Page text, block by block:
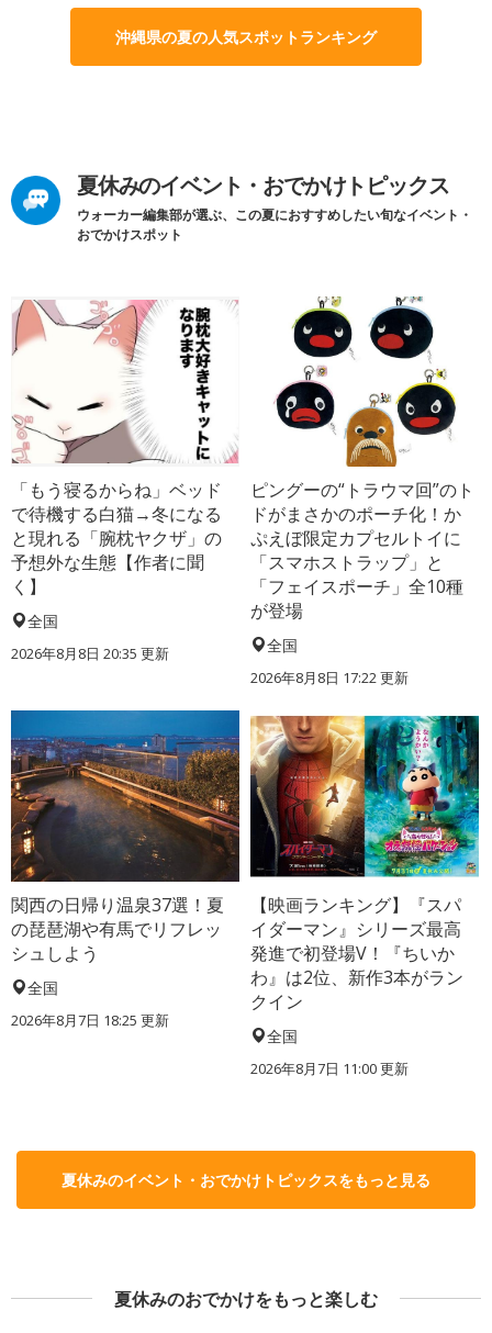
沖縄県の夏の人気スポットランキング
夏休みのイベント・おでかけトピックス
ウォーカー編集部が選ぶ、この夏におすすめしたい旬なイベント・
おでかけスポット
「もう寝るからね」ベッド
で待機する白猫→冬になる
と現れる「腕枕ヤクザ」の
予想外な生態【作者に聞
く】
全国
2026年8月8日 20:35 更新
ピングーの“トラウマ回”のト
ドがまさかのポーチ化！か
ぷえぼ限定カプセルトイに
「スマホストラップ」と
「フェイスポーチ」全10種
が登場
全国
2026年8月8日 17:22更新
関西の日帰り温泉37選！夏
の琵琶湖や有馬でリフレッ
シュしよう
全国
2026年8月7日 18:25 更新
【映画ランキング】『スパ
イダーマン』シリーズ最高
発進で初登場V！『ちいか
わ』は2位、新作3本がラン
クイン
全国
2026年8月7日 11:00更新
夏休みのイベント・おでかけトピックスをもっと見る
夏休みのおでかけをもっと楽しむ